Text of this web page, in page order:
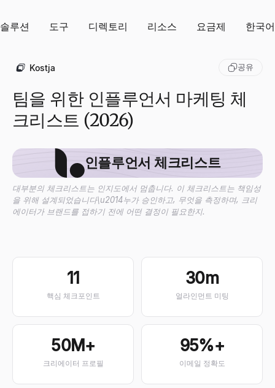
솔루션 도구 디렉토리 리소스 요금제 한국어
Kostja 공유
팀을 위한 인플루언서 마케팅 체
크리스트 (2026)
인플루언서 체크리스트
대부분의 체크리스트는 인지도에서 멈춥니다. 이 체크리스트는 책임성
을 위해 설계되었습니다\u2014누가 승인하고, 무엇을 측정하며, 크리
에이터가 브랜드를 접하기 전에 어떤 결정이 필요한지.
11
핵심 체크포인트
30m
얼라인먼트 미팅
50M+
크리에이터 프로필
95%+
이메일 정확도